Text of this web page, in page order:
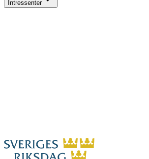
Intressenter